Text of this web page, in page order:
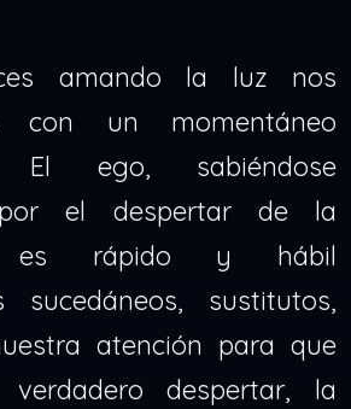
amando la luz nos
con un momentáneo
El ego, sabiéndose
por el despertar de la
es rápido y hábil
sucedáneos, sustitutos,
atención para que
despertar, la